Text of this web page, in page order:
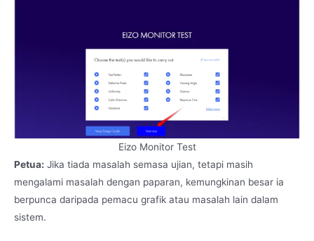
Eizo Monitor Test
Petua: Jika tiada masalah semasa ujian, tetapi masih
mengalami masalah dengan paparan, kemungkinan besar ia
berpunca daripada pemacu grafik atau masalah lain dalam
sistem.